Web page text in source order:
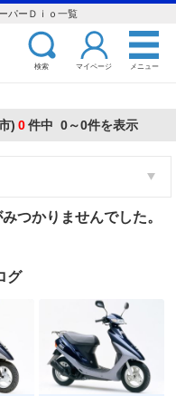
パーＤｉｏ一覧
検索 マイページ メニュー
) 0件中 0～0件を表示
つかりませんでした。
グ